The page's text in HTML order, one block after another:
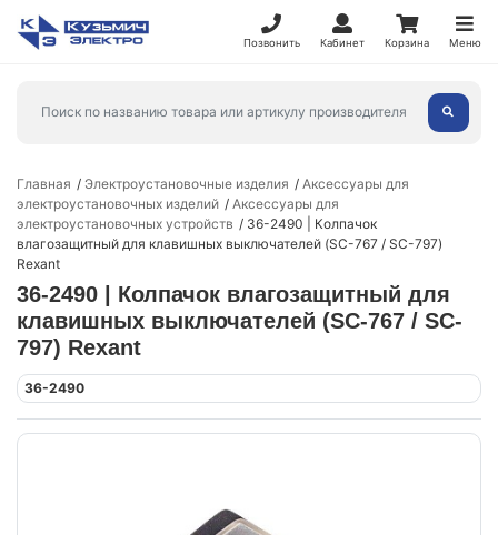
Позвонить Кабинет Корзина Меню
Главная Электроустановочные изделия
Аксессуары для
электроустановочных изделий
Аксессуары для
электроустановочных устройств
36-2490 | Колпачок
влагозащитный для клавишных выключателей (SC-767 / SC-797)
Rexant
36-2490 | Колпачок влагозащитный для
клавишных выключателей (SC-767 / SC-
797) Rexant
36-2490